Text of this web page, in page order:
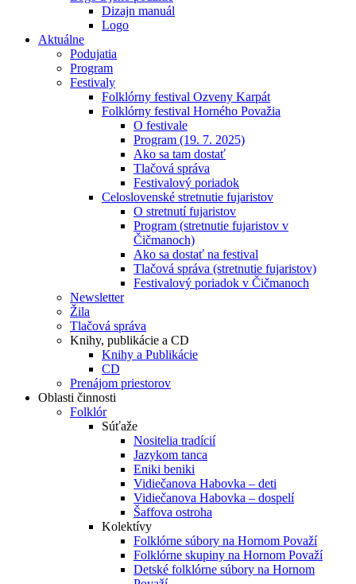
Dizajn manuál
Logo
Aktuálne
Podujatia
Program
Festivaly
Folklórny festival Ozveny Karpát
Folklórny festival Horného Považia
O festivale
Program (19. 7. 2025)
Ako sa tam dostať
Tlačová správa
Festivalový poriadok
Celoslovenské stretnutie fujaristov
O stretnutí fujaristov
Program (stretnutie fujaristov v
Čičmanoch)
Ako sa dostať na festival
Tlačová správa (stretnutie fujaristov)
Festivalový poriadok v Čičmanoch
Newsletter
Žila
Tlačová správa
Knihy, publikácie a CD
Knihy a Publikácie
CD
Prenájom priestorov
Oblasti činnosti
Folklór
Súťaže
Nositelia tradícií
Jazykom tanca
Eniki beniki
Vidiečanova Habovka – deti
Vidiečanova Habovka – dospelí
Šaffova ostroha
Kolektívy
Folklórne súbory na Hornom Považí
Folklórne skupiny na Hornom Považí
Detské folklórne súbory na Hornom